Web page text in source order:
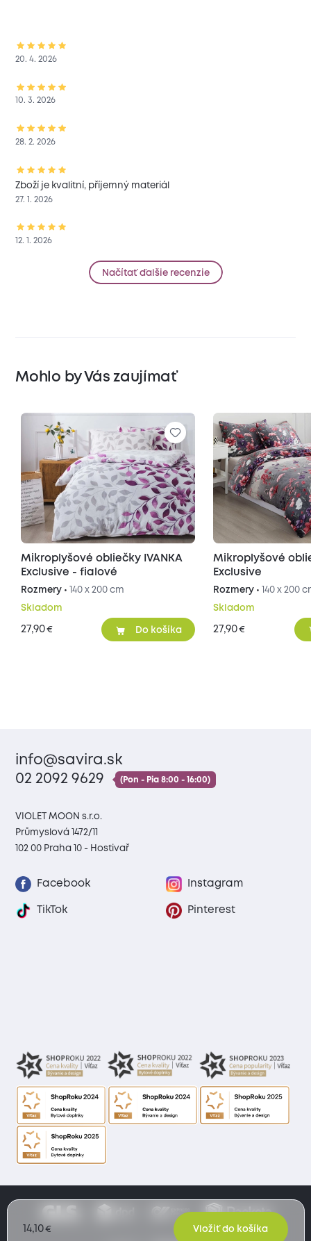
14,10€ Vložiť do košíka
20. 4. 2026
10. 3. 2026
28. 2. 2026
Zboží je kvalitní, příjemný materiál
27. 1. 2026
12. 1. 2026
Načítať ďalšie recenzie
Mohlo by Vás zaujímať
Mikroplyšové obliečky IVANKA
Exclusive - fialové
Rozmery • 140 x 200 cm
Skladom
27,90€ Do košíka
Mikroplyšové
Exclusive
Rozmery • 140 x 200
Skladom
27,90€
info@savira.sk
02 2092 9629
(Pon - Pia 8:00 - 16:00)
VIOLET MOON s.r.o.
Průmyslová 1472/11
102 00 Praha 10 - Hostivař
Facebook Instagram
TikTok Pinterest